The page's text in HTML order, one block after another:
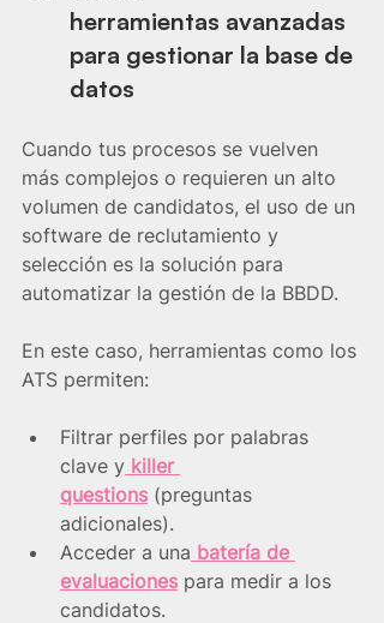
herramientas avanzadas
para gestionar la base de
datos
Cuando tus procesos se vuelven
más complejos o requieren un alto
volumen de candidatos, el uso de un
software de reclutamiento y
selección es la solución para
automatizar la gestión de la BBDD.
En este caso, herramientas como los
ATS permiten:
Filtrar perfiles por palabras
clave y killer
questions (preguntas
adicionales).
Acceder a una batería de
evaluaciones para medir a los
candidatos.